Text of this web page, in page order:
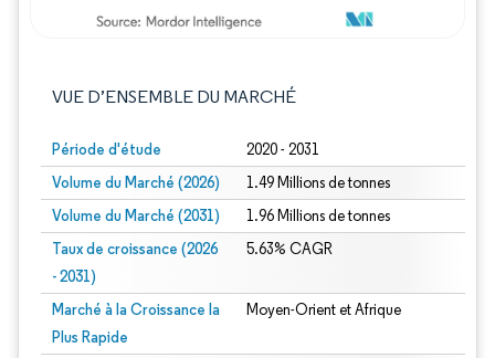
VUE D’ENSEMBLE DU MARCHÉ
Période d'étude 2020 - 2031
Volume du Marché (2026) 1.49 Millions de tonnes
Volume du Marché (2031) 1.96 Millions de tonnes
Taux de croissance (2026
- 2031)
5.63% CAGR
Marché à la Croissance la
Plus Rapide
Moyen-Orient et Afrique